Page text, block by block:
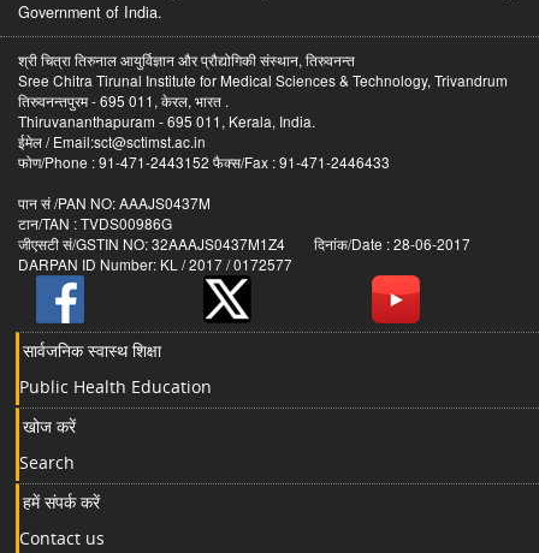
Government of India.
श्री चित्रा तिरुनाल आयुर्विज्ञान और प्रौद्योगिकी संस्थान, तिरुवनन्त
Sree Chitra Tirunal Institute for Medical Sciences & Technology, Trivandrum
तिरुवनन्तपुरम - 695 011, केरल, भारत .
Thiruvananthapuram - 695 011, Kerala, India.
ईमेल / Email:sct@sctimst.ac.in
फोण/Phone : 91-471-2443152 फैक्स/Fax : 91-471-2446433
पान सं /PAN NO: AAAJS0437M
टान/TAN : TVDS00986G
जीएसटी सं/GSTIN NO: 32AAAJS0437M1Z4 दिनांक/Date : 28-06-2017
DARPAN ID Number: KL / 2017 / 0172577
सार्वजनिक स्वास्थ शिक्षा
Public Health Education
खोज करें
Search
हमें संपर्क करें
Contact us